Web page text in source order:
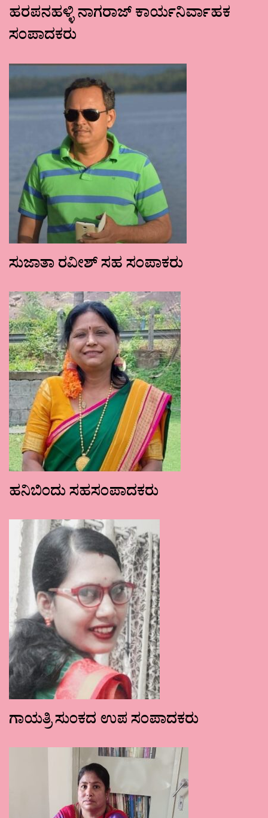
ಹರಪನಹಳ್ಳಿ ನಾಗರಾಜ್ ಕಾರ್ಯನಿರ್ವಾಹಕ
ಸಂಪಾದಕರು
ಸುಜಾತಾ ರವೀಶ್ ಸಹ ಸಂಪಾಕರು
ಹನಿಬಿಂದು ಸಹಸಂಪಾದಕರು
ಗಾಯತ್ರಿ ಸುಂಕದ ಉಪ ಸಂಪಾದಕರು